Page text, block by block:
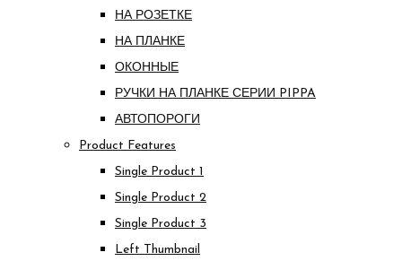
НА РОЗЕТКЕ
НА ПЛАНКЕ
ОКОННЫЕ
РУЧКИ НА ПЛАНКЕ СЕРИИ PIPPA
АВТОПОРОГИ
Product Features
Single Product 1
Single Product 2
Single Product 3
Left Thumbnail